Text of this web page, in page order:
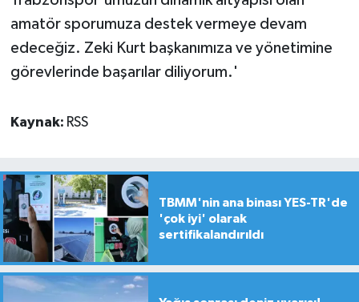
amatör sporumuza destek vermeye devam
edeceğiz. Zeki Kurt başkanımıza ve yönetimine
görevlerinde başarılar diliyorum.'
Kaynak: RSS
TBMM'nin ana binası YES-TR'de
'çok iyi' olarak
sertifikalandırıldı